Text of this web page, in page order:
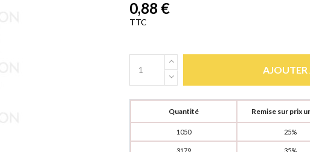
0,88 €
TTC
AJOUTER
Quantité Remise sur prix
1050 25%